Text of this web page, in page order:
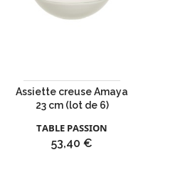
Assiette creuse Amaya
23 cm (lot de 6)
TABLE PASSION
Prix
53,40 €